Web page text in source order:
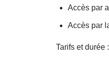
Accès par
Accès par
Tarifs et durée :